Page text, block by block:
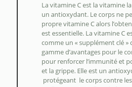
La vitamine C est la vitamine
un antioxydant. Le corps ne
propre vitamine C alors
est essentielle. La vitamine C
comme un « supplément clé »
gamme d’avantages pour le
pour renforcer l’immunité et
et la grippe. Elle est un
protégeant le corps contre